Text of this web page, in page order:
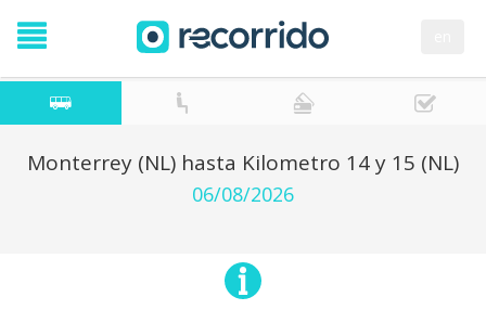
Monterrey (NL) hasta Kilometro 14 y 15 (NL)
06/08/2026